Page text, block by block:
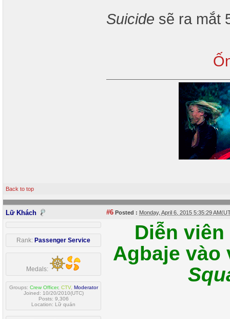
Suicide sẽ ra mắt
Back to top
Lữ Khách #6 Posted : Monday, April 6, 2015 5:35:29
Rank: Passenger Service
Medals:
Groups: Crew Officer, CTV, Moderator
Joined: 10/20/2010(UTC)
Posts: 9,306
Location: Lữ quán
Diễn viên
Agbaje